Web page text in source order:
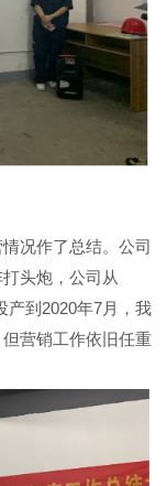
况作了总结。公司
头炮，公司从
产到2020年7月，我
营销工作依旧任重